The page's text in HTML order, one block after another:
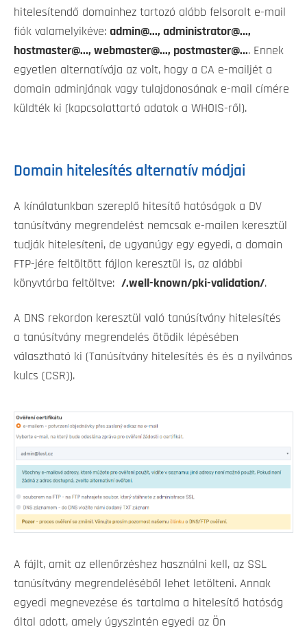
hitelesítendő domainhez tartozó alább felsorolt e-mail
fiók valamelyikéve: admin@..., administrator@...,
hostmaster@..., webmaster@..., postmaster@.... Ennek
egyetlen alternatívája az volt, hogy a CA e-mailjét a
domain adminjának vagy tulajdonosának e-mail címére
küldték ki (kapcsolattartó adatok a WHOIS-ről).
Domain hitelesítés alternatív módjai
A kínálatunkban szereplő hitesítő hatóságok a DV
tanúsítvány megrendelést nemcsak e-mailen keresztül
tudják hitelesíteni, de ugyanúgy egy egyedi, a domain
FTP-jére feltöltött fájlon keresztül is, az alábbi
könyvtárba feltöltve: /.well-known/pki-validation/.
A DNS rekordon keresztül való tanúsítvány hitelesítés
a tanúsítvány megrendelés ötödik lépésében
választható ki (Tanúsítvány hitelesítés és és a nyilvános
kulcs (CSR)).
A fájlt, amit az ellenőrzéshez használni kell, az SSL
tanúsítvány megrendeléséből lehet letölteni. Annak
egyedi megnevezése és tartalma a hitelesítő hatóság
által adott, amely úgyszintén egyedi az Ön